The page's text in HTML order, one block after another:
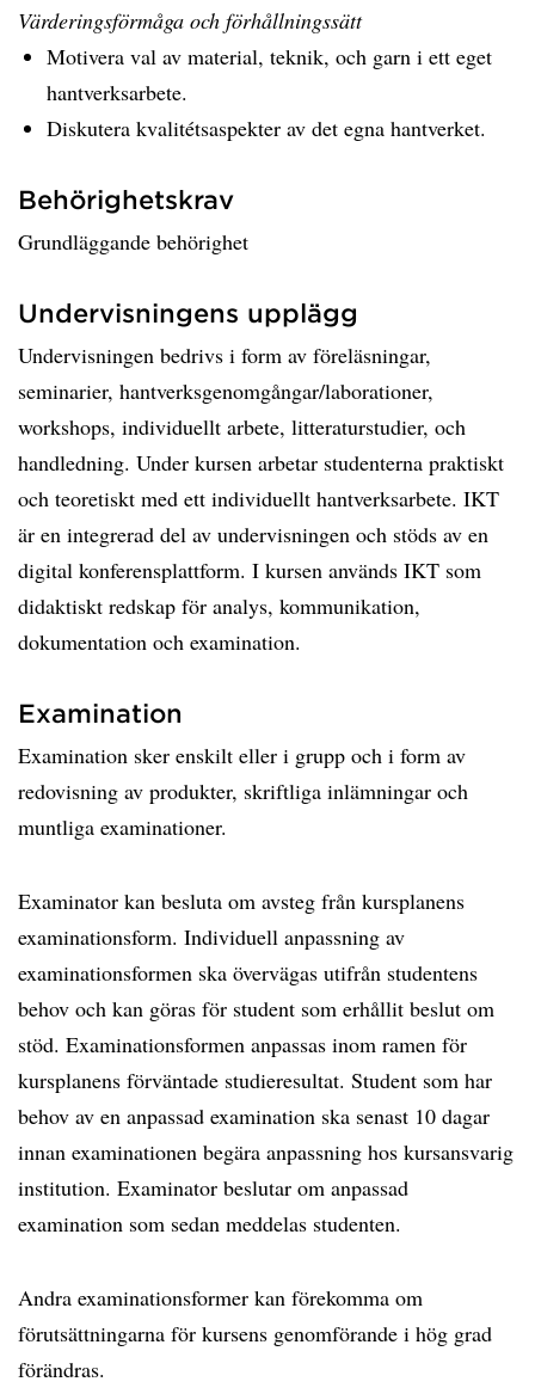
Värderingsförmåga och förhållningssätt
Motivera val av material, teknik, och garn i ett eget
hantverksarbete.
Diskutera kvalitétsaspekter av det egna hantverket.
Behörighetskrav
Grundläggande behörighet
Undervisningens upplägg
Undervisningen bedrivs i form av föreläsningar,
seminarier, hantverksgenomgångar/laborationer,
workshops, individuellt arbete, litteraturstudier, och
handledning. Under kursen arbetar studenterna praktiskt
och teoretiskt med ett individuellt hantverksarbete. IKT
är en integrerad del av undervisningen och stöds av en
digital konferensplattform. I kursen används IKT som
didaktiskt redskap för analys, kommunikation,
dokumentation och examination.
Examination
Examination sker enskilt eller i grupp och i form av
redovisning av produkter, skriftliga inlämningar och
muntliga examinationer.
Examinator kan besluta om avsteg från kursplanens
examinationsform. Individuell anpassning av
examinationsformen ska övervägas utifrån studentens
behov och kan göras för student som erhållit beslut om
stöd. Examinationsformen anpassas inom ramen för
kursplanens förväntade studieresultat. Student som har
behov av en anpassad examination ska senast 10 dagar
innan examinationen begära anpassning hos kursansvarig
institution. Examinator beslutar om anpassad
examination som sedan meddelas studenten.
Andra examinationsformer kan förekomma om
förutsättningarna för kursens genomförande i hög grad
förändras.